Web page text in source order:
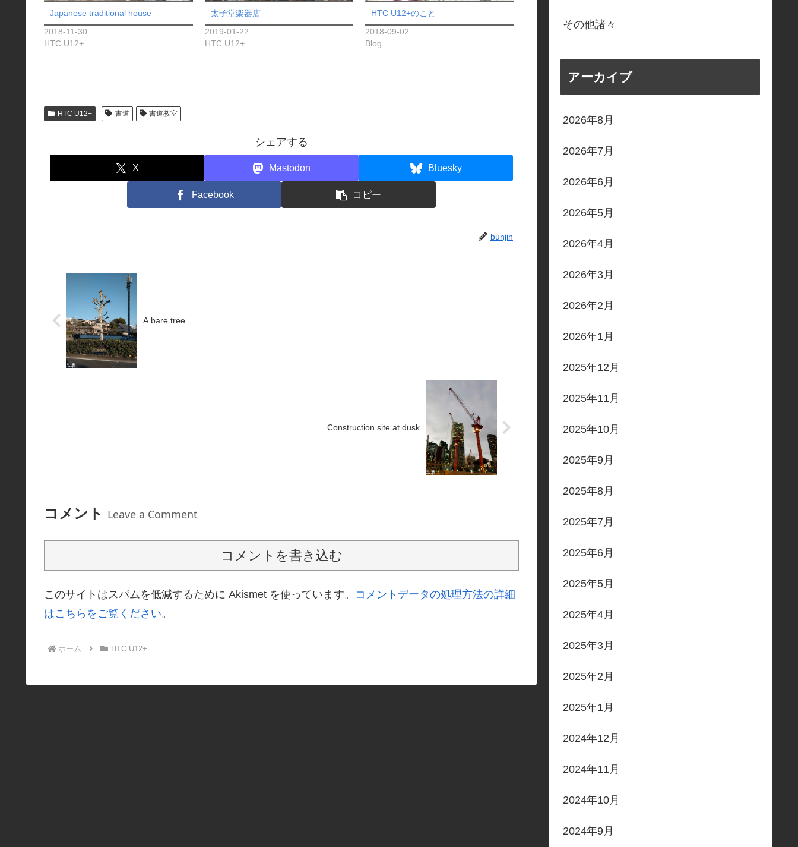
Japanese traditional house
2018-11-30
HTC U12+
太子堂楽器店
2019-01-22
HTC U12+
HTC U12+のこと
2018-09-02
Blog
HTC U12+ 書道 書道教室
シェアする
X Mastodon Bluesky
Facebook コピー
bunjin
A bare tree
Construction site at dusk
コメント Leave a Comment
コメントを書き込む
このサイトはスパムを低減するために Akismet を使っています。 コメントデータの処理方法の詳細
はこちらをご覧ください。
ホーム HTC U12+
その他諸々
アーカイブ
2026年8月
2026年7月
2026年6月
2026年5月
2026年4月
2026年3月
2026年2月
2026年1月
2025年12月
2025年11月
2025年10月
2025年9月
2025年8月
2025年7月
2025年6月
2025年5月
2025年4月
2025年3月
2025年2月
2025年1月
2024年12月
2024年11月
2024年10月
2024年9月